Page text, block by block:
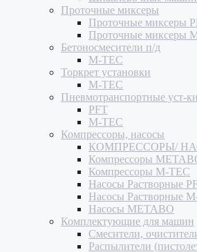
Проточные миксеры
Проточные миксеры
Проточные миксеры
Бетоносмесители п/д
M-TEC
Торкрет установки
M-TEC
Пневмотранспортные уст-ки
PFT
M-TEC
Компрессоры, насосы
КОМПРЕССОРЫ/
Компрессоры
Компрессоры M-TEC
Насосы Растворные
Насосы Растворные
Насосы METABO
Комплектующие для машин
Смесители,
Распылители